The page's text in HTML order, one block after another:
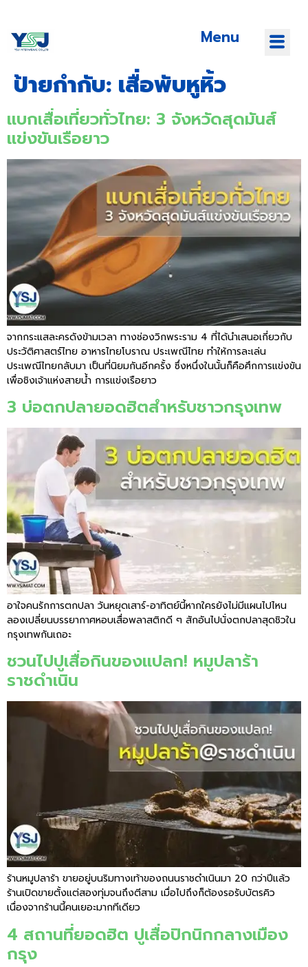
Menu
ป้ายกำกับ: เสื่อพับหูหิ้ว
แบกเสื่อเที่ยวทั่วไทย: 3 จังหวัดสุดมันส์
แข่งขันเรือยาว
จากกระแสละครดังข้ามเวลา ทางช่องวิกพระราม 4 ที่ได้นำเสนอเกี่ยวกับ
ประวัติศาสตร์ไทย อาหารไทยโบราณ ประเพณีไทย ทำให้การละเล่น
ประเพณีไทยกลับมา เป็นที่นิยมกันอีกครั้ง ซึ่งหนึ่งในนั้นก็คือศึกการแข่งขัน
เพื่อชิงเจ้าแห่งสายน้ำ การแข่งเรือยาว
3 บ่อตกปลายอดฮิตสำหรับชาวกรุงเทพ
อาใจคนรักการตกปลา วันหยุดเสาร์-อาทิตย์นี้หากใครยังไม่มีแผนไปไหน
ลองเปลี่ยนบรรยากาศหอบเสื่อพลาสติกดี ๆ สักอันไปนั่งตกปลาสุดชิวใน
กรุงเทพกันเถอะ
ชวนไปปูเสื่อกินของแปลก! หมูปลาร้า
ราชดำเนิน
ร้านหมูปลาร้า ขายอยู่บนริมทางเท้าของถนนราชดำเนินมา 20 กว่าปีแล้ว
ร้านเปิดขายตั้งแต่สองทุ่มจนถึงตีสาม เมื่อไปถึงก็ต้องรอรับบัตรคิว
เนื่องจากร้านนี้คนเยอะมากทีเดียว
4 สถานที่ยอดฮิต ปูเสื่อปิกนิกกลางเมือง
กรุง